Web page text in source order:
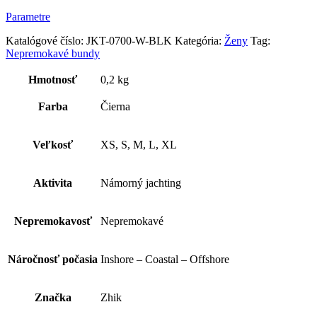
Parametre
Katalógové číslo: JKT-0700-W-BLK Kategória: Ženy Tag:
Nepremokavé bundy
Hmotnosť 0,2 kg
Farba Čierna
Veľkosť XS, S, M, L, XL
Aktivita Námorný jachting
Nepremokavosť Nepremokavé
Náročnosť počasia Inshore – Coastal – Offshore
Značka Zhik